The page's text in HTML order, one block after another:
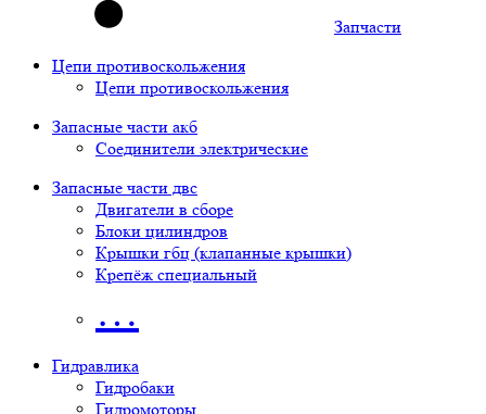
Запчасти
Цепи противоскольжения
Цепи противоскольжения
Запасные части акб
Соединители электрические
Запасные части двс
Двигатели в сборе
Блоки цилиндров
Крышки гбц (клапанные крышки)
Крепёж специальный
…
Гидравлика
Гидробаки
Гидромоторы